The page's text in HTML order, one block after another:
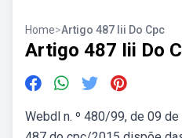
Home>Artigo 487 Iii Do Cpc
Artigo 487 Iii Do
Webdl n. º 480/99, de 09 de